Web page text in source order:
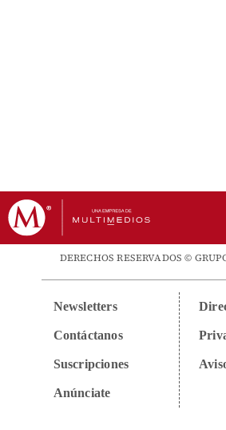
DERECHOS RESERVADOS ©
Newsletters
Contáctanos
Suscripciones
Anúnciate